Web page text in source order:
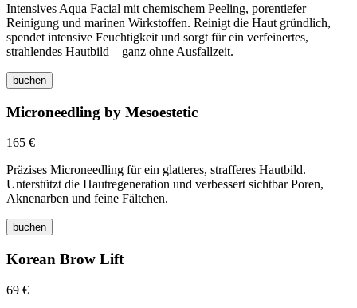
Intensives Aqua Facial mit chemischem Peeling, porentiefer
Reinigung und marinen Wirkstoffen. Reinigt die Haut gründlich,
spendet intensive Feuchtigkeit und sorgt für ein verfeinertes,
strahlendes Hautbild – ganz ohne Ausfallzeit.
buchen
Microneedling by Mesoestetic
165 €
Präzises Microneedling für ein glatteres, strafferes Hautbild.
Unterstützt die Hautregeneration und verbessert sichtbar Poren,
Aknenarben und feine Fältchen.
buchen
Korean Brow Lift
69 €